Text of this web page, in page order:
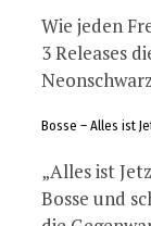
Wie jeden
3 Releases
Bosse – Alles ist
„Alles ist
Bosse und